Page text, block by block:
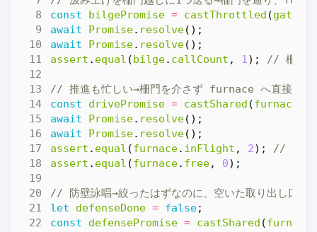
const bilgePromise = castThrottled (gate
await
Promise. resolve();
await
Promise. resolve();
assert . equal (bilge. callCount , 1);
const drivePromise = castShared (furnace
await
Promise. resolve();
await
Promise. resolve();
assert . equal (furnace. inFlight , 2);
assert . equal (furnace. free, 0);
let defenseDone = false;
const
defensePromise = castShared (furnace